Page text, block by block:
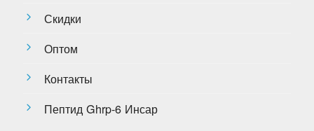
Скидки
Оптом
Контакты
Пептид Ghrp-6 Инсар